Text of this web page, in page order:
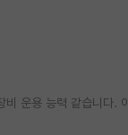
운용 능력 같습니다.